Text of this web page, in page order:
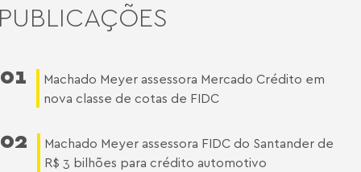
01
Machado Meyer assessora Mercado Crédito em
nova classe de cotas de FIDC
02
Machado Meyer assessora FIDC do Santander de
R$ 3 bilhões para crédito automotivo